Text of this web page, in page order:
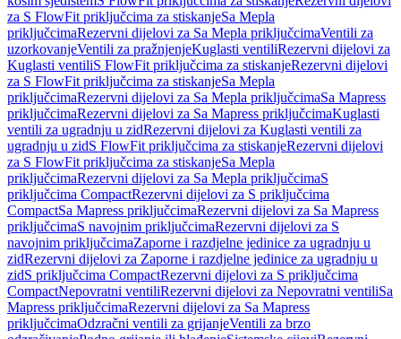
za S FlowFit priključcima za stiskanjeSa Mepla
priključcimaRezervni dijelovi za Sa Mepla priključcimaVentili za
uzorkovanjeVentili za pražnjenjeKuglasti ventiliRezervni dijelovi za
Kuglasti ventiliS FlowFit priključcima za stiskanjeRezervni dijelovi
za S FlowFit priključcima za stiskanjeSa Mepla
priključcimaRezervni dijelovi za Sa Mepla priključcimaSa Mapress
priključcimaRezervni dijelovi za Sa Mapress priključcimaKuglasti
ventili za ugradnju u zidRezervni dijelovi za Kuglasti ventili za
ugradnju u zidS FlowFit priključcima za stiskanjeRezervni dijelovi
za S FlowFit priključcima za stiskanjeSa Mepla
priključcimaRezervni dijelovi za Sa Mepla priključcimaS
priključcima CompactRezervni dijelovi za S priključcima
CompactSa Mapress priključcimaRezervni dijelovi za Sa Mapress
priključcimaS navojnim priključcimaRezervni dijelovi za S
navojnim priključcimaZaporne i razdjelne jedinice za ugradnju u
zidRezervni dijelovi za Zaporne i razdjelne jedinice za ugradnju u
zidS priključcima CompactRezervni dijelovi za S priključcima
CompactNepovratni ventiliRezervni dijelovi za Nepovratni ventiliSa
Mapress priključcimaRezervni dijelovi za Sa Mapress
priključcimaOdzračni ventili za grijanjeVentili za brzo